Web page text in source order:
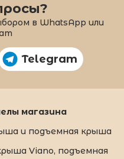
в WhatsApp или
Telegram
магазина
и подъемная крыша
Viano, подъемная